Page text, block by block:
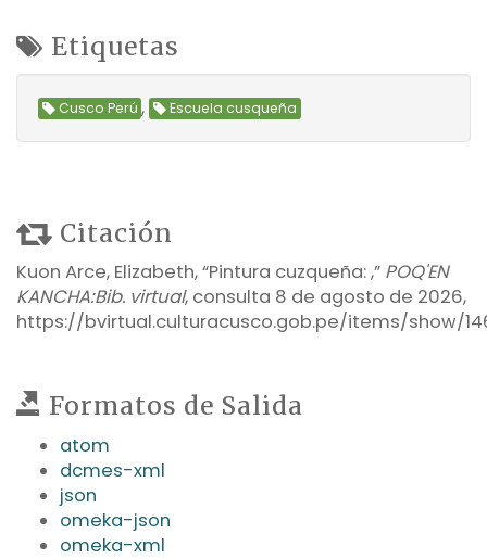
Etiquetas
Cusco Perú , Escuela cusqueña
Citación
Kuon Arce, Elizabeth, “Pintura cuzqueña: ,” POQ'EN
KANCHA:Bib. virtual, consulta 8 de agosto de 2026,
https://bvirtual.culturacusco.gob.pe/items/show/
Formatos de Salida
atom
dcmes-xml
json
omeka-json
omeka-xml